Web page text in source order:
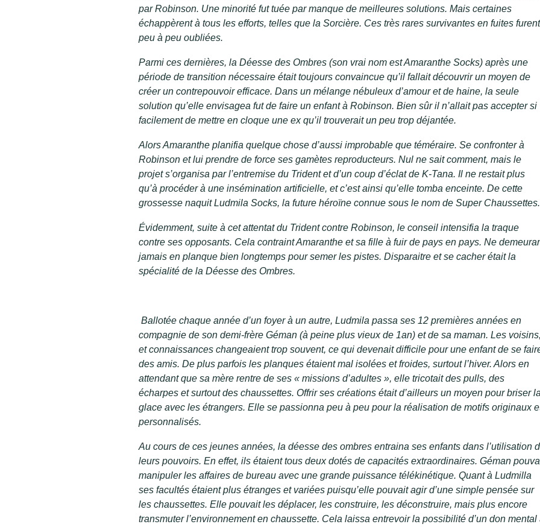
par Robinson. Une minorité fut tuée par manque de meilleures solutions. Mais certaines
échappèrent à tous les efforts, telles que la Sorcière. Ces très rares survivantes en fuites furent
peu à peu oubliées.
Parmi ces dernières, la Déesse des Ombres (son vrai nom est Amaranthe Socks) après une
période de transition nécessaire était toujours convaincue qu’il fallait découvrir un moyen de
créer un contrepouvoir efficace. Dans un mélange nébuleux d’amour et de haine, la seule
solution qu’elle envisagea fut de faire un enfant à Robinson. Bien sûr il n’allait pas accepter si
facilement de mettre en cloque une ex qu’il trouverait un peu trop déjantée.
Alors Amaranthe planifia quelque chose d’aussi improbable que téméraire. Se confronter à
Robinson et lui prendre de force ses gamètes reproducteurs. Nul ne sait comment, mais le
projet s’organisa par l’entremise du Trident et d’un coup d’éclat de K-Tana. Il ne restait plus
qu’à procéder à une insémination artificielle, et c’est ainsi qu’elle tomba enceinte. De cette
grossesse naquit Ludmila Socks, la future héroïne connue sous le nom de Super
Évidemment, suite à cet attentat du Trident contre Robinson, le conseil intensifia la traque
contre ses opposants. Cela contraint Amaranthe et sa fille à fuir de pays en pays. Ne
jamais en planque bien longtemps pour semer les pistes. Disparaitre et se cacher était la
spécialité de la Déesse des Ombres.
Ballotée chaque année d’un foyer à un autre, Ludmila passa ses 12 premières années en
compagnie de son demi-frère Géman (à peine plus vieux de 1an) et de sa maman. Les
et connaissances changeaient trop souvent, ce qui devenait difficile pour une enfant de se
des amis. De plus parfois les planques étaient mal isolées et froides, surtout l’hiver. Alors en
attendant que sa mère rentre de ses « missions d’adultes », elle tricotait des pulls, des
écharpes et surtout des chaussettes. Offrir ses créations était d’ailleurs un moyen pour briser
glace avec les étrangers. Elle se passionna peu à peu pour la réalisation de motifs originaux
personnalisés.
Au cours de ces jeunes années, la déesse des ombres entraina ses enfants dans l’utilisation
leurs pouvoirs. En effet, ils étaient tous deux dotés de capacités extraordinaires. Géman
manipuler les affaires de bureau avec une grande puissance télékinétique. Quant à Ludmilla
ses facultés étaient plus étranges et variées puisqu’elle pouvait agir d’une simple pensée sur
les chaussettes. Elle pouvait les déplacer, les construire, les déconstruire, mais plus encore
transmuter l’environnement en chaussette. Cela laissa entrevoir la possibilité d’un don mental